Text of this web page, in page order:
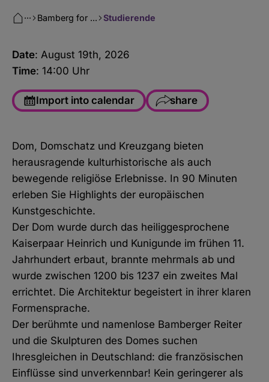
Studierende
Bamberg for ...
···
Date: August 19th, 2026
Time: 14:00 Uhr
Import into calendar share
WhatsApp
Copy link
Dom, Domschatz und Kreuzgang bieten
herausragende kulturhistorische als auch
bewegende religiöse Erlebnisse. In 90 Minuten
erleben Sie Highlights der europäischen
Kunstgeschichte.
Der Dom wurde durch das heiliggesprochene
Kaiserpaar Heinrich und Kunigunde im frühen 11.
Jahrhundert erbaut, brannte mehrmals ab und
wurde zwischen 1200 bis 1237 ein zweites Mal
errichtet. Die Architektur begeistert in ihrer klaren
Formensprache.
Der berühmte und namenlose Bamberger Reiter
und die Skulpturen des Domes suchen
Ihresgleichen in Deutschland: die französischen
Einflüsse sind unverkennbar! Kein geringerer als